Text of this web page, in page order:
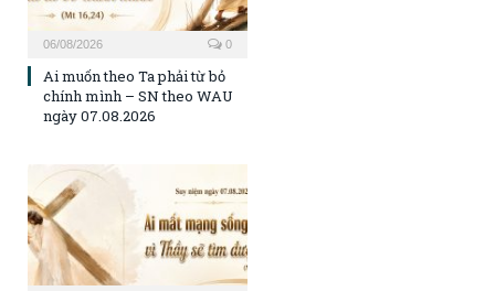
06/08/2026 0
Ai muốn theo Ta phải từ bỏ
chính mình – SN theo WAU
ngày 07.08.2026